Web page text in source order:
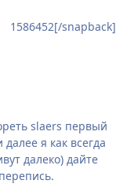
1586452[/snapback]
slaers первый
я как всегда
далеко) дайте